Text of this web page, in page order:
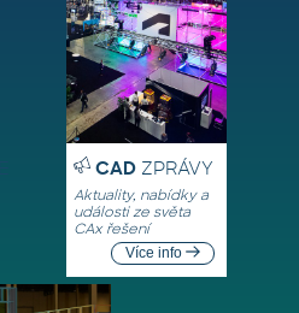
CADZPRÁVY
Aktuality, nabídky a
události ze světa
CAx řešení
Více info